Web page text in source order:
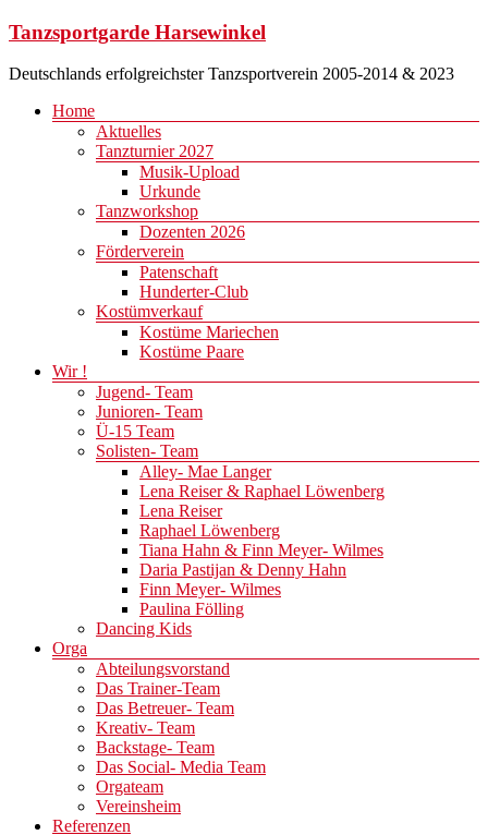
Zum
springen
Tanzsportgarde Harsewinkel
Deutschlands erfolgreichster Tanzsportverein 2005-2014 & 2023
Menü
Home
Aktuelles
Tanzturnier 2027
Musik-Upload
Urkunde
Tanzworkshop
Dozenten 2026
Förderverein
Patenschaft
Hunderter-Club
Kostümverkauf
Kostüme Mariechen
Kostüme Paare
Wir !
Jugend- Team
Junioren- Team
Ü-15 Team
Solisten- Team
Alley- Mae Langer
Lena Reiser & Raphael Löwenberg
Lena Reiser
Raphael Löwenberg
Tiana Hahn & Finn Meyer- Wilmes
Daria Pastijan & Denny Hahn
Finn Meyer- Wilmes
Paulina Fölling
Dancing Kids
Orga
Abteilungsvorstand
Das Trainer-Team
Das Betreuer- Team
Kreativ- Team
Backstage- Team
Das Social- Media Team
Orgateam
Vereinsheim
Referenzen